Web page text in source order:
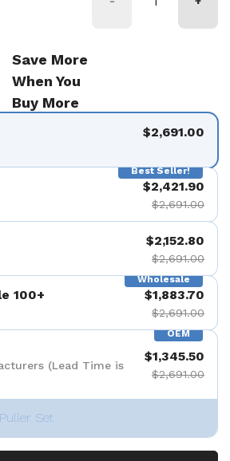
Save More
When You
Buy More
$2,691.00
Best Seller!
$2,421.90
$2,691.00
$2,152.80
$2,691.00
Wholesale
100+ $1,883.70
$2,691.00
OEM
(Lead Time is
$1,345.50
$2,691.00
Set